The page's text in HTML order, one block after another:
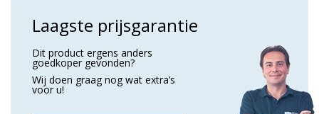
Laagste prijsgarantie
Dit product ergens anders
goedkoper gevonden?
Wij doen graag nog wat extra’s
voor u!